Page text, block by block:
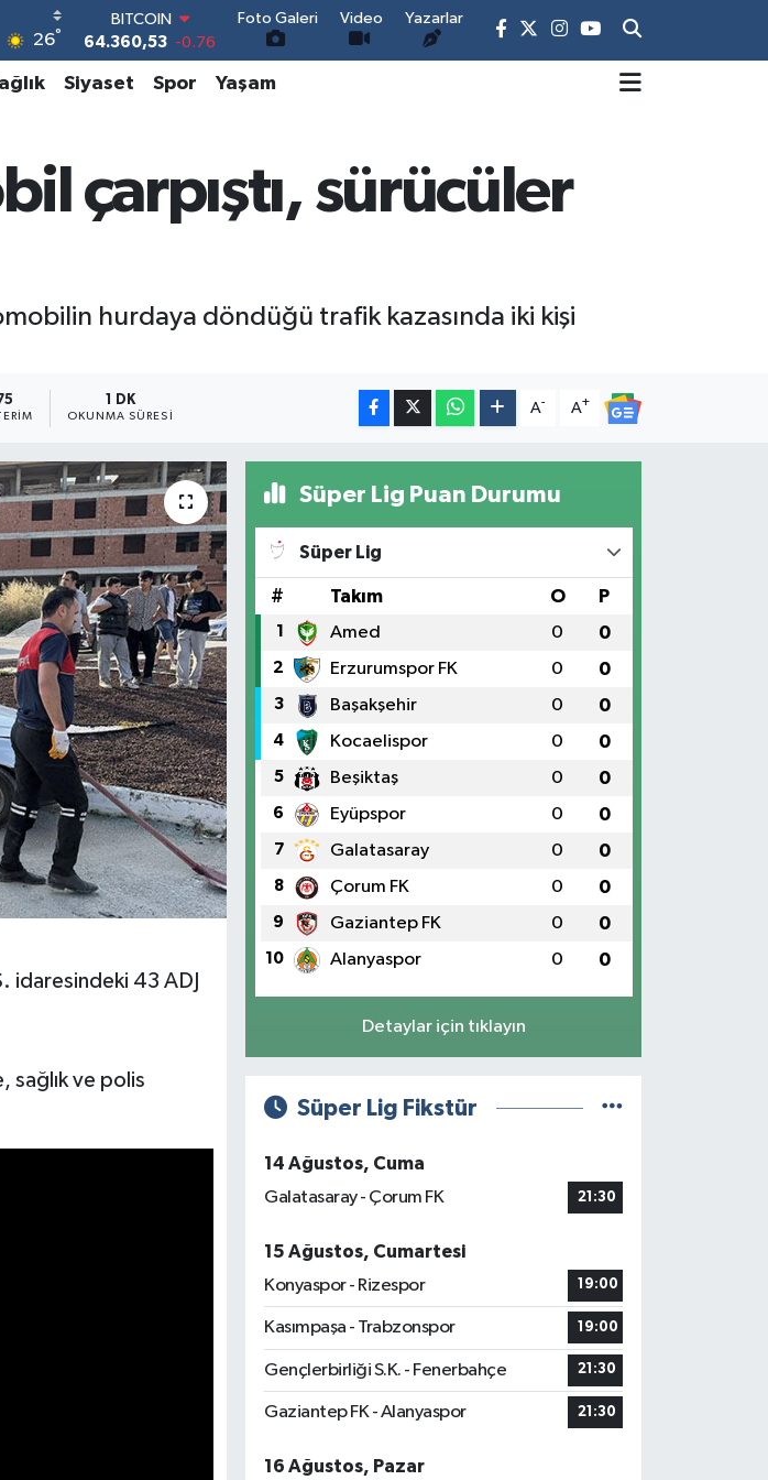
26°
DOLAR
47,7069
0.17
EURO
55,0265 0.01
6574.81 1.44
BİST100
64
Foto Galeri Video Yazarlar
Siyaset Spor Yaşam
çarpıştı, sürücüler
hurdaya döndüğü trafik kazasında iki kişi
1 DK
OKUNMA SÜRESI
A- A+
idaresindeki 43 ADJ
sağlık ve polis
Süper Lig Puan Durumu
Süper Lig
# Takım O P
1 Amed 0 0
2 Erzurumspor FK 0 0
3 Başakşehir 0 0
4 Kocaelispor 0 0
5 Beşiktaş 0 0
6 Eyüpspor 0 0
7 Galatasaray 0 0
8 Çorum FK 0 0
9 Gaziantep FK 0 0
10 Alanyaspor 0 0
Detaylar için tıklayın
Süper Lig Fikstür
14 Ağustos, Cuma
Galatasaray - Çorum FK
21:30
15 Ağustos, Cumartesi
Konyaspor - Rizespor
19:00
Kasımpaşa - Trabzonspor 19:00
Gençlerbirliği S.K. - Fenerbahçe 21:30
Gaziantep FK - Alanyaspor 21:30
16 Ağustos, Pazar